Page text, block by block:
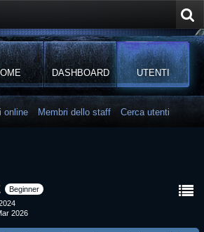
DASHBOARD UTENTI
online Membri dello staff Cerca utenti
Beginner
2026